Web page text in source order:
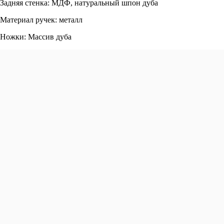
Задняя стенка: МДФ, натуральный шпон дуба
Материал ручек: металл
Ножки: Массив дуба